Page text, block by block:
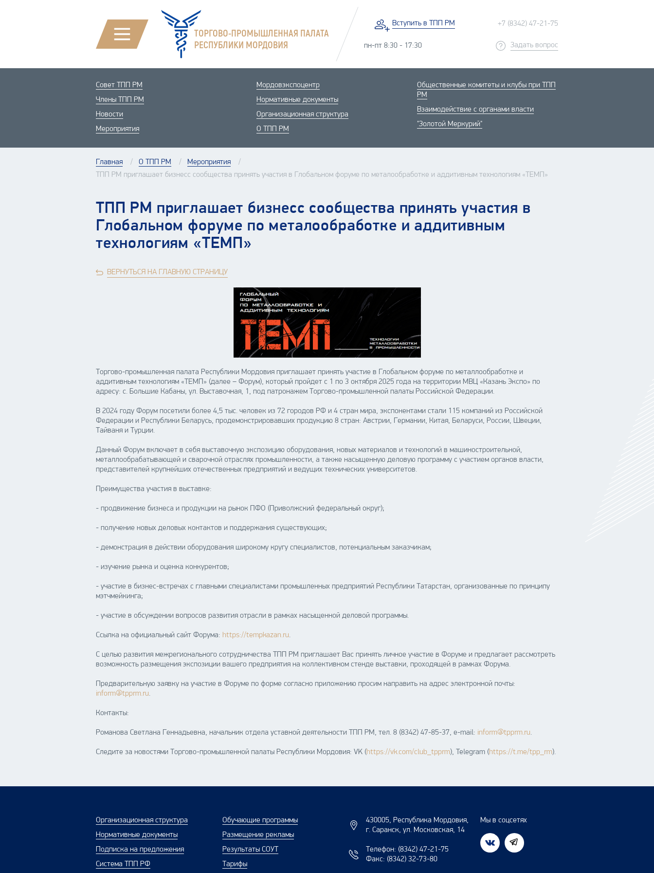
ТОРГОВО-ПРОМЫШЛЕННАЯ ПАЛАТА
РЕСПУБЛИКИ МОРДОВИЯ
Вступитьв ТПП РМ +7 (8342) 47-21-75
пн-пт 8:30 - 17:30 Задать вопрос
Совет ТПП РМ
Члены ТПП РМ
Новости
Мероприятия
Мордовэкспоцентр
Нормативные документы
Организационная структура
О ТПП РМ
Общественные комитеты и клубы при ТПП
РМ
Взаимодействие с органами власти
"Золотой Меркурий"
Главная О ТПП РМ
Мероприятия
ТПП РМ приглашает бизнесс сообщества принять участия в Глобальном форуме по металообработке и аддитивным технологиям «ТЕМП»
ТПП РМ приглашает бизнесс сообщества принять участия в
Глобальном форуме по металообработке и аддитивным
технологиям «ТЕМП»
ВЕРНУТЬСЯ НА ГЛАВНУЮ СТРАНИЦУ
Торгово-промышленная палата Республики Мордовия приглашает принять участие в Глобальном форуме по металлообработке и
аддитивным технологиям «ТЕМП» (далее – Форум), который пройдет с 1 по 3 октября 2025 года на территории МВЦ «Казань Экспо» по
адресу: с. Большие Кабаны, ул. Выставочная, 1, под патронажем Торгово-промышленной палаты Российской Федерации.
В 2024 году Форум посетили более 4,5 тыс. человек из 72 городов РФ и 4 стран мира, экспонентами стали 115 компаний из Российской
Федерации и Республики Беларусь, продемонстрировавших продукцию 8 стран: Австрии, Германии, Китая, Беларуси, России, Швеции,
Тайваня и Турции.
Данный Форум включает в себя выставочную экспозицию оборудования, новых материалов и технологий в машиностроительной,
металлообрабатывающей и сварочной отраслях промышленности, а также насыщенную деловую программу с участием органов власти,
представителей крупнейших отечественных предприятий и ведущих технических университетов.
Преимущества участия в выставке:
- продвижение бизнеса и продукции на рынок ПФО (Приволжский федеральный округ);
- получение новых деловых контактов и поддержания существующих;
- демонстрация в действии оборудования широкому кругу специалистов, потенциальным заказчикам;
- изучение рынка и оценка конкурентов;
- участие в бизнес-встречах с главными специалистами промышленных предприятий Республики Татарстан, организованные по принципу
мэтчмейкинга;
- участие в обсуждении вопросов развития отрасли в рамках насыщенной деловой программы.
Ссылка на официальный сайт Форума: https://tempkazan.ru.
С целью развития межрегионального сотрудничества ТПП РМ приглашает Вас принять личное участие в Форуме и предлагает рассмотреть
возможность размещения экспозиции вашего предприятия на коллективном стенде выставки, проходящей в рамках Форума.
Предварительную заявку на участие в Форуме по форме согласно приложению просим направить на адрес электронной почты:
inform@tpprm.ru.
Контакты:
Романова Светлана Геннадьевна, начальник отдела уставной деятельности ТПП РМ, тел. 8 (8342) 47-85-37, e-mail: inform@tpprm.ru.
Следите за новостями Торгово-промышленной палаты Республики Мордовия: VK (https://vk.com/club_tpprm), Telegram (https://t.me/tpp_rm).
Организационная структура
Нормативные документы
Подписка на предложения
Система ТПП РФ
Обучающие программы
Размещение рекламы
Результаты СОУТ
Тарифы
430005, Республика Мордовия,
г. Саранск, ул. Московская, 14
Телефон: (8342) 47-21-75
Факс: (8342) 32-73-80
Мы в соцсетях